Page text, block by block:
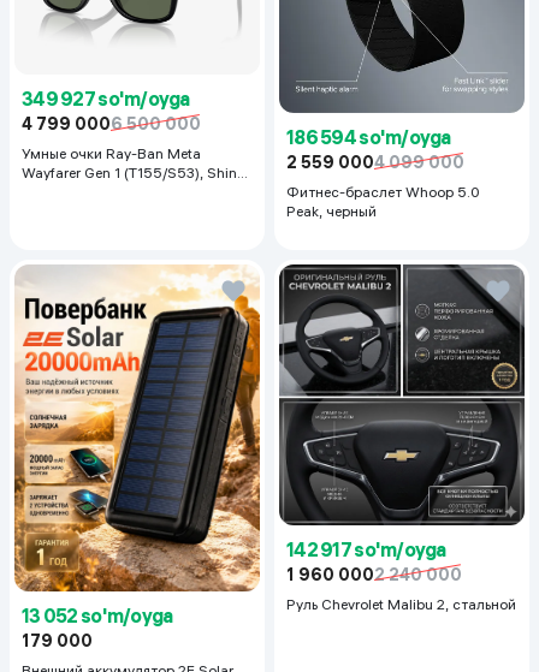
349 927 so'm/oyga
4 799 0006 500 000
Умные очки Ray-Ban Meta
Wayfarer Gen 1 (T155/S53), Shiny
186 594 so'm/oyga
2 559 0004 099 000
Фитнес-браслет Whoop 5.0
Peak, черный
13 052 so'm/oyga
179 000
142 917 so'm/oyga
1 960 0002 240 000
Руль Chevrolet Malibu 2, cтальной